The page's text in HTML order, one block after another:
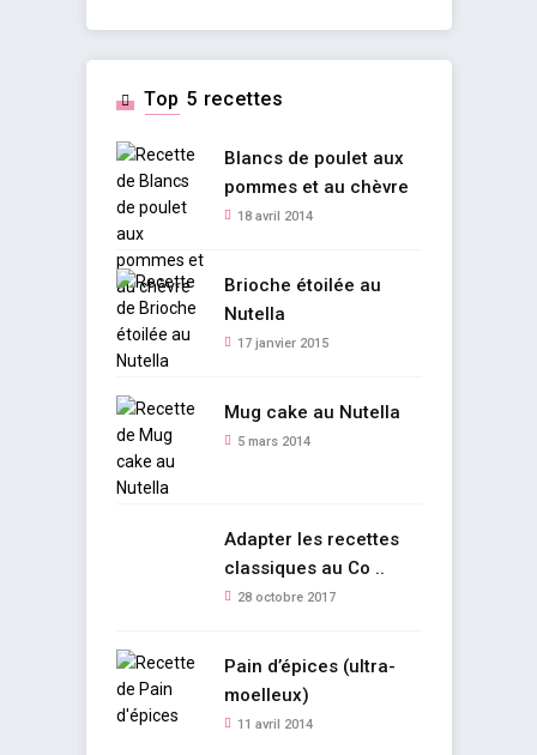
Top 5 recettes
Blancs de poulet aux
pommes et au chèvre
18 avril 2014
Brioche étoilée au
Nutella
17 janvier 2015
Mug cake au Nutella
5 mars 2014
Adapter les recettes
classiques au Co ..
28 octobre 2017
Pain d’épices (ultra-
moelleux)
11 avril 2014